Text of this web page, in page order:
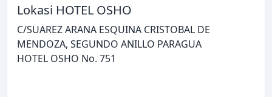
Lokasi HOTEL OSHO
C/SUAREZ ARANA ESQUINA CRISTOBAL DE
MENDOZA, SEGUNDO ANILLO PARAGUA
HOTEL OSHO No. 751